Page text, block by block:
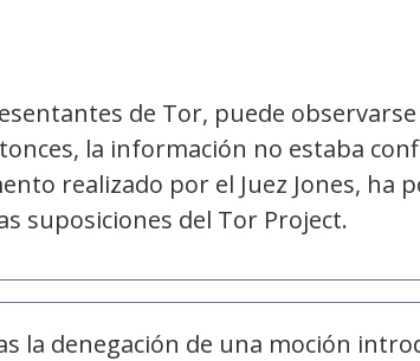
de Tor, puede
la información no estaba
realizado por el Juez Jones, ha
suposiciones del Tor Project.
la denegación de una moción